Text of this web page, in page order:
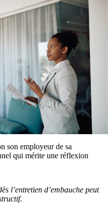
son employeur de sa
qui mérite une réflexion
l’entretien d’embauche peut